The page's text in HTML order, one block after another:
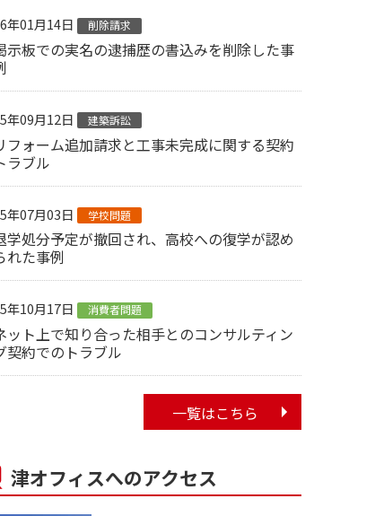
年01月14日 削除請求
示板での実名の逮捕歴の書込みを削除した事
年09月12日 建築訴訟
フォーム追加請求と工事未完成に関する契約
ラブル
年07月03日 学校問題
学処分予定が撤回され、高校への復学が認め
れた事例
年10月17日 消費者問題
ット上で知り合った相手とのコンサルティン
契約でのトラブル
一覧はこちら
津オフィスへのアクセス